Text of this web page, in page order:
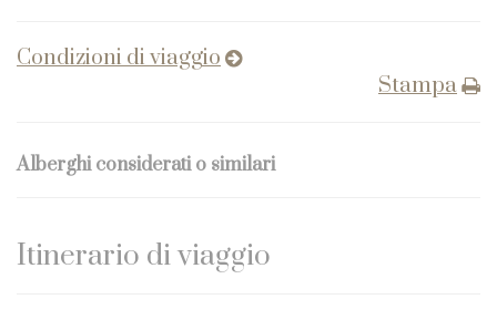
Condizioni di viaggio
Stampa
Alberghi considerati o similari
Itinerario di viaggio